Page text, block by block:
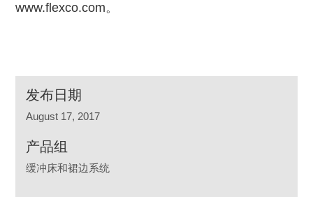
www.flexco.com。
发布日期
August 17, 2017
产品组
缓冲床和裙边系统